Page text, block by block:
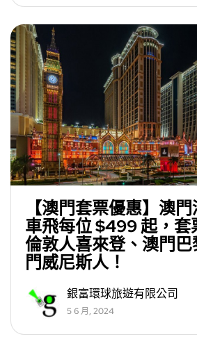
【澳門套票優惠】澳
車飛每位 $499 起，套
倫敦人喜來登、澳門
門威尼斯人！
銀富環球旅遊有限公司
5 6 月, 2024